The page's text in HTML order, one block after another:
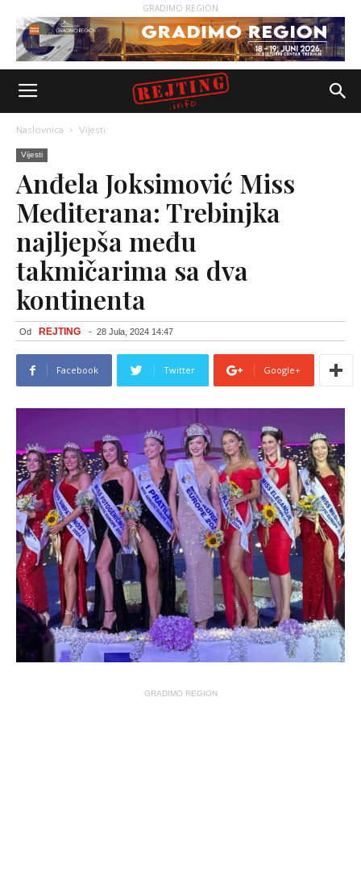
GRADIMO REGION
Naslovnica Vijesti
Vijesti
Anđela Joksimović Miss
Mediterana: Trebinjka
najljepša među
takmičarima sa dva
kontinenta
Od REJTING - 28 Jula, 2024 14:47
Facebook Twitter Google+
GRADIMO REGION